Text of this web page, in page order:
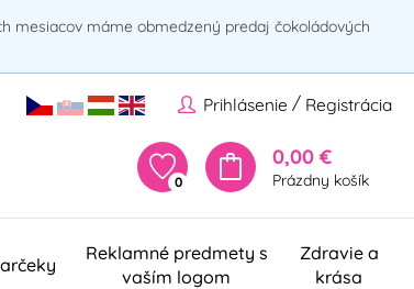
mesiacov máme obmedzený predaj čokoládových
Prihlásenie / Registrácia
0
0,00 €
Prázdny košík
Reklamné predmety s
vaším logom
Zdravie a
krása